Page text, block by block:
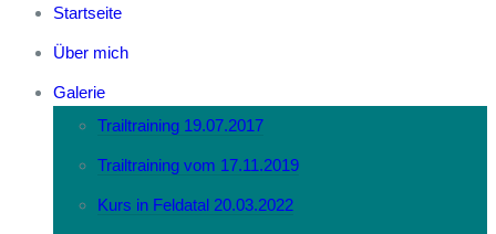
Startseite
Über mich
Galerie
Trailtraining 19.07.2017
Trailtraining vom 17.11.2019
Kurs in Feldatal 20.03.2022